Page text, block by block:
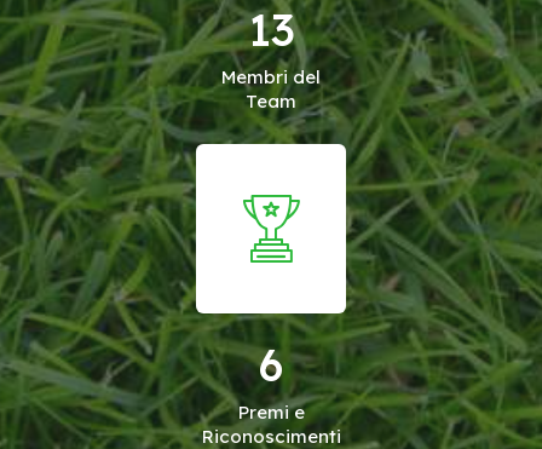
13
Membri del
Team
6
Premi e
Riconoscimenti